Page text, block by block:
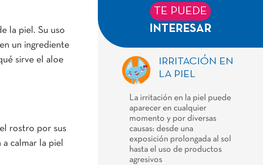
la piel. Su uso
un ingrediente
sirve el aloe
rostro por sus
calmar la piel
TE PUEDE
INTERESAR
IRRITACIÓN EN
LA PIEL
La irritación en la piel puede
aparecer en cualquier
momento y por diversas
causas: desde una
exposición prolongada al sol
hasta el uso de productos
agresivos